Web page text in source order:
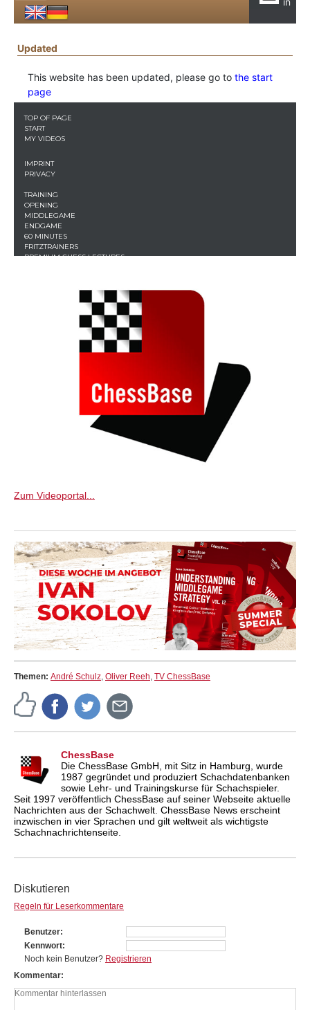
Zum Videoportal...
Themen: André Schulz, Oliver Reeh, TV ChessBase
ChessBase
Die ChessBase GmbH, mit Sitz in Hamburg, wurde
1987 gegründet und produziert Schachdatenbanken
sowie Lehr- und Trainingskurse für Schachspieler.
Seit 1997 veröffentlich ChessBase auf seiner Webseite aktuelle
Nachrichten aus der Schachwelt. ChessBase News erscheint
inzwischen in vier Sprachen und gilt weltweit als wichtigste
Schachnachrichtenseite.
Diskutieren
Regeln für Leserkommentare
Benutzer
Kennwort
Noch kein Benutzer? Registrieren
Kommentar